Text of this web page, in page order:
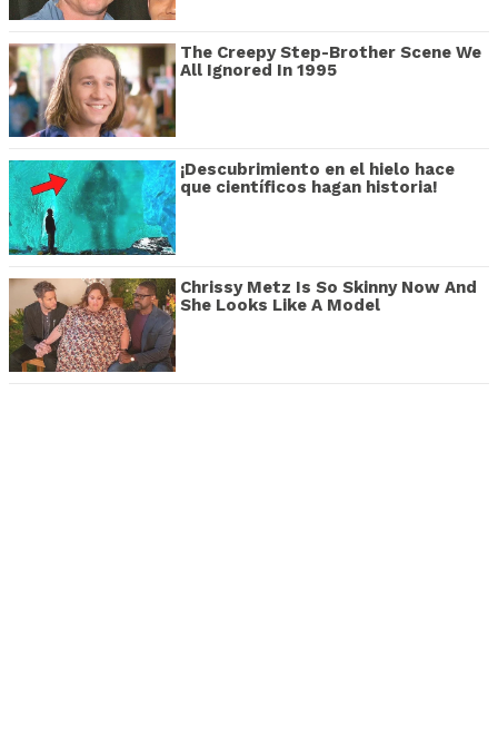
The Creepy Step-Brother Scene We
All Ignored In 1995
¡Descubrimiento en el hielo hace
que científicos hagan historia!
Chrissy Metz Is So Skinny Now And
She Looks Like A Model